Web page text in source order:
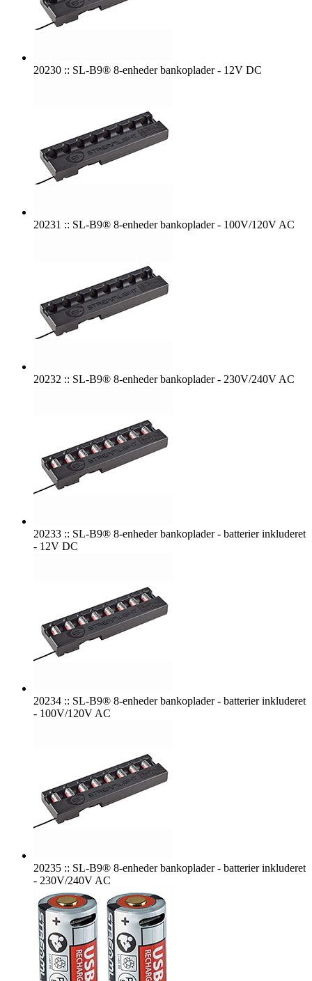
20230 :: SL-B9® 8-enheder bankoplader - 12V DC
20231 :: SL-B9® 8-enheder bankoplader - 100V/120V AC
20232 :: SL-B9® 8-enheder bankoplader - 230V/240V AC
20233 :: SL-B9® 8-enheder bankoplader - batterier inkluderet
- 12V DC
20234 :: SL-B9® 8-enheder bankoplader - batterier inkluderet
- 100V/120V AC
20235 :: SL-B9® 8-enheder bankoplader - batterier inkluderet
- 230V/240V AC